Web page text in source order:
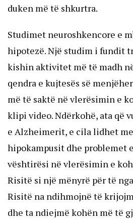
duken më të shkurtra.
Studimet neuroshkencore e
hipotezë. Një studim i fundit
kishin aktivitet më të madh
qendra e kujtesës së
më të saktë në vlerësimin e
klipi video. Ndërkohë, ata që
e Alzheimerit, e cila lidhet
hipokampusit dhe problemet
vështirësi në vlerësimin e
Risitë si një mënyrë për të
Risitë na ndihmojnë të
dhe ta ndiejmë kohën më të